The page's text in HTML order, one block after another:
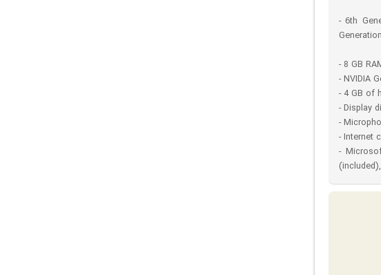
- 6th
- 8 GB
- NVIDIA
- 4 GB of
- Display
-
- Internet
-